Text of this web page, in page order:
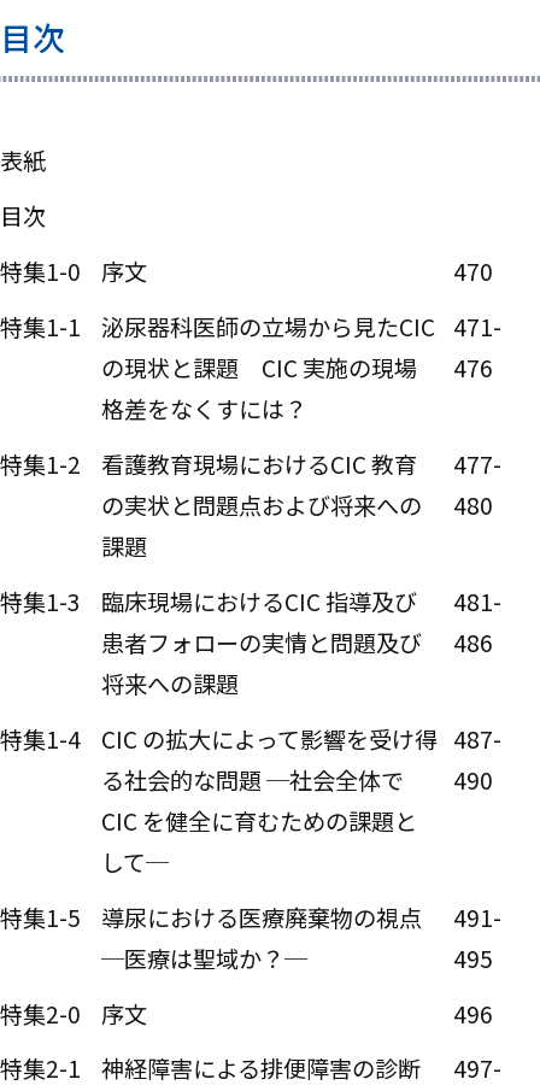
目次
表紙
目次
特集1-0
序文
470
特集1-1
泌尿器科医師の立場から見たCIC
の現状と課題 CIC 実施の現場
格差をなくすには？
471-
476
特集1-2
看護教育現場におけるCIC 教育
の実状と問題点および将来への
課題
477-
480
特集1-3
臨床現場におけるCIC 指導及び
患者フォローの実情と問題及び
将来への課題
481-
486
特集1-4
CIC の拡大によって影響を受け得
る社会的な問題 ─社会全体で
CIC を健全に育むための課題と
して─
487-
490
特集1-5
導尿における医療廃棄物の視点
─医療は聖域か？─
491-
495
特集2-0
序文
496
特集2-1
神経障害による排便障害の診断
497-